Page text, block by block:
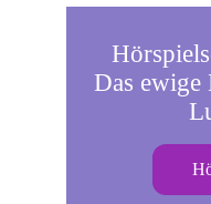
Das